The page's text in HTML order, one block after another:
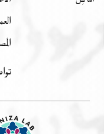
באלגמיע
וישתרי מא
ואלפאידה